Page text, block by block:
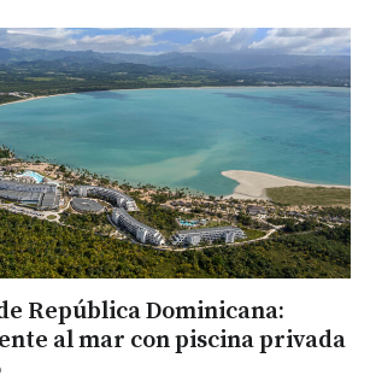
República Dominicana:
al mar con piscina privada